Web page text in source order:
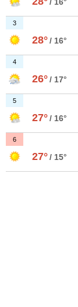
3
28°/ 16°
4
26°/ 17°
5
27°/ 16°
6
27°/ 15°